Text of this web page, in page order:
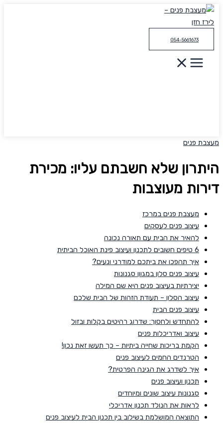
דילוג
לתוכן
054-5661673
מעצבת פנים
היתרון שלא חשבתם עליו: מכירת
דירות מעוצבות
מעצבת פנים במרכז
עיצוב פנים לעסקים
להאיר את הבית עם תאורה נכונה
6 טיפים חשובים לתכנון ועיצוב פינת האוכל הביתית
איך תהפכו את ביתכם למודרני ונעים?
עיצוב פנים סלון במגוון סגנונות
יצירתיות בעיצוב פנים היא שם המילה
עיצוב הסלון – תעודת הזהות של הבית שלכם
עיצוב פנים הבית
להתחדש ולחסוך: שדרוג רהיטים בקלות ובזול
עיצוב ואדריכלות פנים
הקמת בריכות שחייה ביתיות – כך תעשו זאת נכון!
הטרנדים החמים לעיצוב פנים
איך לשדרג את הגינה הפרטית?
תכנון ועיצוב פנים
סגנונות עיצוב שונים ומיוחדים
לראות את הנולד תכנון אדריכלי
התוצאה המושלמת בשילוב בין תכנון הבית לעיצוב פנים